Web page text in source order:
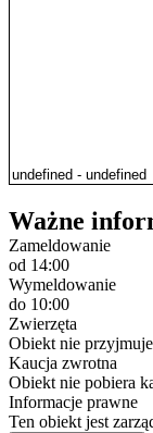
Ważne
Zameldowanie
od 14:00
Wymeldowanie
do 10:00
Zwierzęta
Obiekt nie
Kaucja zwrotna
Obiekt nie pobiera
Informacje prawne
Ten obiekt jest